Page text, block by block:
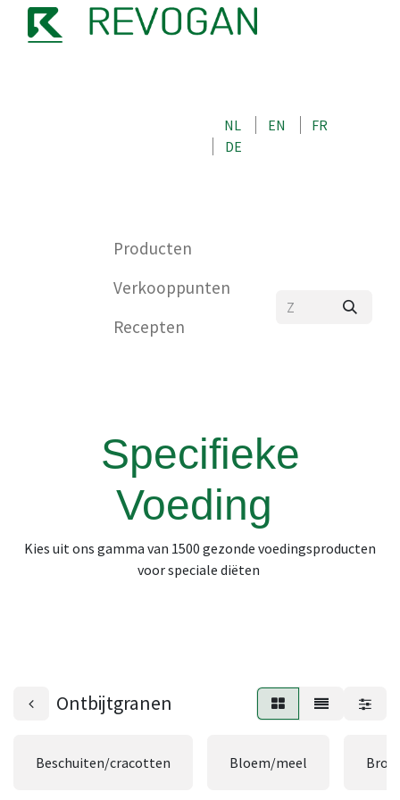
NL EN
FR
DE
Producten
Verkooppunten
Recepten
Specifieke
Voeding
Kies uit ons gamma van 1500 gezonde voedingsproducten
voor speciale diëten
Ontbijtgranen
Beschuiten/cracotten Bloem/meel